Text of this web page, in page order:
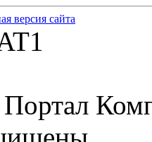
версия сайта